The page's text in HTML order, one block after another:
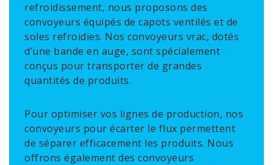
refroidissement, nous proposons des
convoyeurs équipés de capots ventilés et de
soles refroidies. Nos convoyeurs vrac, dotés
d’une bande en auge, sont spécialement
conçus pour transporter de grandes
quantités de produits.
Pour optimiser vos lignes de production, nos
convoyeurs pour écarter le flux permettent
de séparer efficacement les produits. Nous
offrons également des convoyeurs